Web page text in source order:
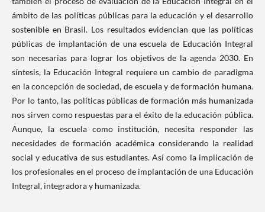
ámbito de las políticas públicas para la educación y el desarrollo
sostenible en Brasil. Los resultados evidencian que las políticas
públicas de implantación de una escuela de Educación Integral
son necesarias para lograr los objetivos de la agenda 2030. En
síntesis, la Educación Integral requiere un cambio de paradigma
en la concepción de sociedad, de escuela y de formación humana.
Por lo tanto, las políticas públicas de formación más humanizada
nos sirven como respuestas para el éxito de la educación pública.
Aunque, la escuela como institución, necesita responder las
necesidades de formación académica considerando la realidad
social y educativa de sus estudiantes. Así como la implicación de
los profesionales en el proceso de implantación de una Educación
Integral, integradora y humanizada.